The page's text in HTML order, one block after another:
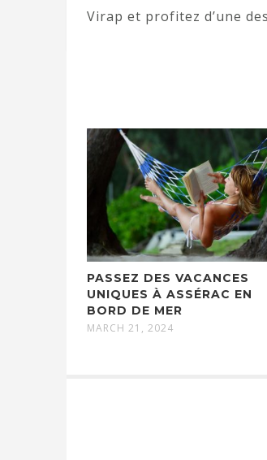
Virap et profitez d’une
PASSEZ DES VACANCES
UNIQUES À ASSÉRAC EN
BORD DE MER
MARCH 21, 2024